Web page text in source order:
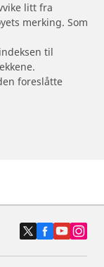
litt fra
merking. Som
til
foreslåtte